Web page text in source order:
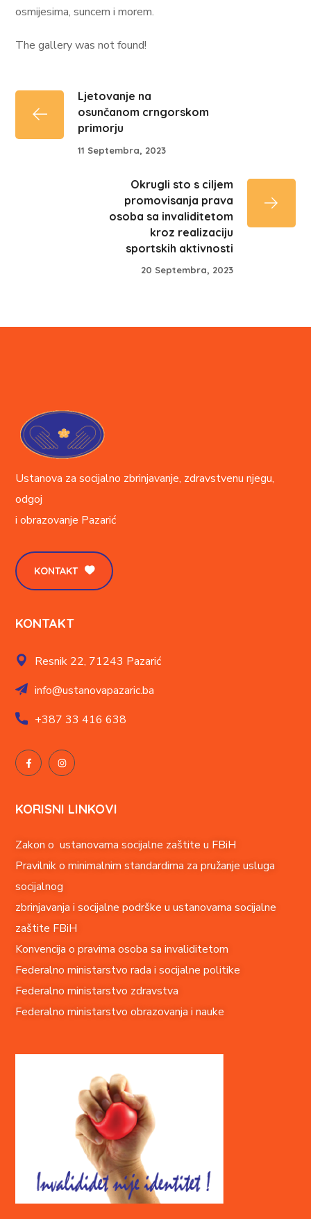
osmijesima, suncem i morem.
The gallery was not found!
Ljetovanje na
osunčanom crngorskom
primorju
11 Septembra, 2023
Okrugli sto s ciljem
promovisanja prava
osoba sa invaliditetom
kroz realizaciju
sportskih aktivnosti
20 Septembra, 2023
Ustanova za socijalno zbrinjavanje, zdravstvenu njegu,
odgoj
i obrazovanje Pazarić
KONTAKT
KONTAKT
Resnik 22, 71243 Pazarić
info@ustanovapazaric.ba
+38733 416 638
KORISNI LINKOVI
Zakon o ustanovama socijalne zaštite u FBiH
Pravilnik o minimalnim standardima za pružanje usluga
socijalnog
zbrinjavanja i socijalne podrške u ustanovama socijalne
zaštite FBiH
Konvencija o pravima osoba sa invaliditetom
Federalno ministarstvo rada i socijalne politike
Federalno ministarstvo zdravstva
Federalno ministarstvo obrazovanja i nauke